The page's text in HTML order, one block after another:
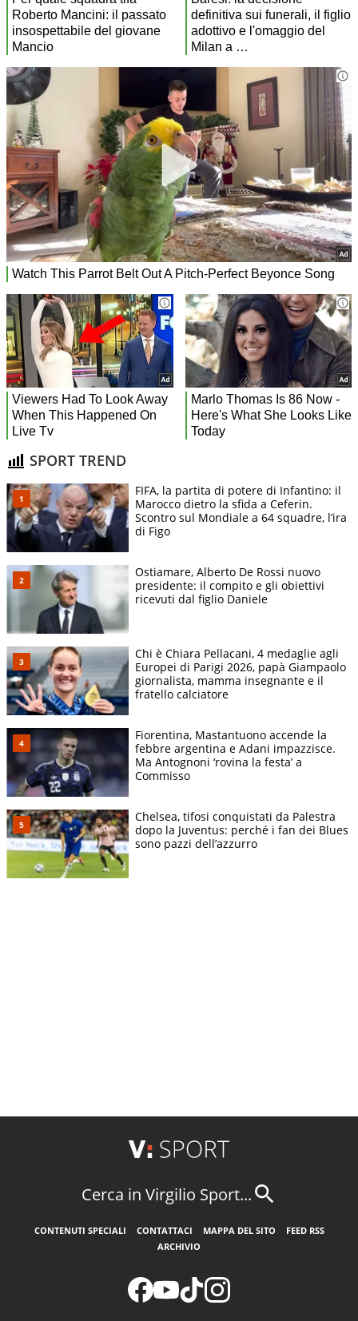
SPORT TREND
FIFA, la partita di potere di Infantino: il
Marocco dietro la sfida a Ceferin.
Scontro sul Mondiale a 64 squadre, l’ira
di Figo
Ostiamare, Alberto De Rossi nuovo
presidente: il compito e gli obiettivi
ricevuti dal figlio Daniele
Chi è Chiara Pellacani, 4 medaglie agli
Europei di Parigi 2026, papà Giampaolo
giornalista, mamma insegnante e il
fratello calciatore
Fiorentina, Mastantuono accende la
febbre argentina e Adani impazzisce.
Ma Antognoni ‘rovina la festa’ a
Commisso
Chelsea, tifosi conquistati da Palestra
dopo la Juventus: perché i fan dei Blues
sono pazzi dell’azzurro
Cerca in Virgilio Sport...
CONTENUTI SPECIALI CONTATTACI MAPPA DEL SITO
FEED RSS
ARCHIVIO